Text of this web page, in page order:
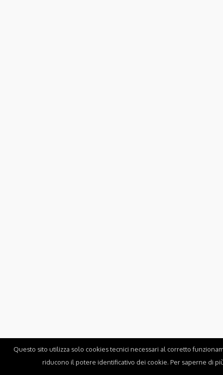
Questo sito utilizza solo cookies tecnici necessari al corretto
riducono il potere identificativo dei cookie. Per saperne di